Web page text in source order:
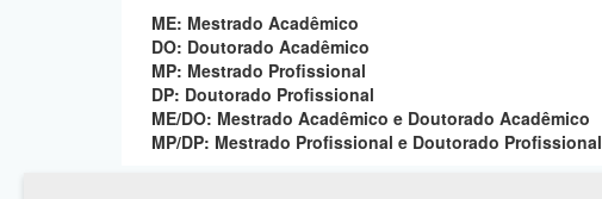
ME: Mestrado Acadêmico
DO: Doutorado Acadêmico
MP: Mestrado Profissional
DP: Doutorado Profissional
ME/DO: Mestrado Acadêmico e Doutorado Acadêmico
MP/DP: Mestrado Profissional e Doutorado Profissional